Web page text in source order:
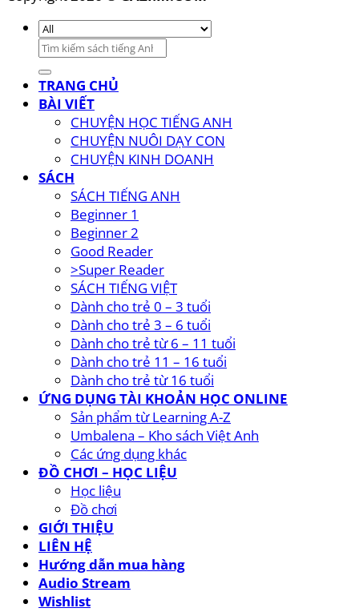
Tìm
TRANG CHỦ
BÀI VIẾT
CHUYỆN HỌC TIẾNG ANH
CHUYỆN NUÔI DẠY CON
CHUYỆN KINH DOANH
SÁCH
SÁCH TIẾNG ANH
Beginner 1
Beginner 2
Good Reader
>Super Reader
SÁCH TIẾNG VIỆT
Dành cho trẻ 0 – 3 tuổi
Dành cho trẻ 3 – 6 tuổi
Dành cho trẻ từ 6 – 11 tuổi
Dành cho trẻ 11 – 16 tuổi
Dành cho trẻ từ 16 tuổi
ỨNG DỤNG TÀI KHOẢN HỌC ONLINE
Sản phẩm từ Learning A-Z
Umbalena – Kho sách Việt Anh
Các ứng dụng khác
ĐỒ CHƠI – HỌC LIỆU
Học liệu
Đồ chơi
GIỚI THIỆU
LIÊN HỆ
Hướng dẫn mua hàng
Audio Stream
Wishlist